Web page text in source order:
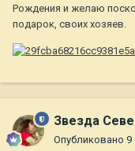
Рождения и желаю
подарок, своих хозяев.
Звезда
Опубликовано 9